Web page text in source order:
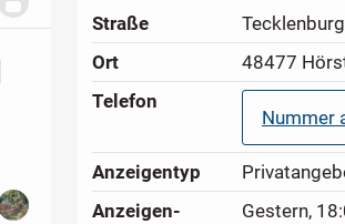
Straße
Ort
48477
Telefon
Nummer
Anzeigen­typ
Anzeigen­
Gestern,